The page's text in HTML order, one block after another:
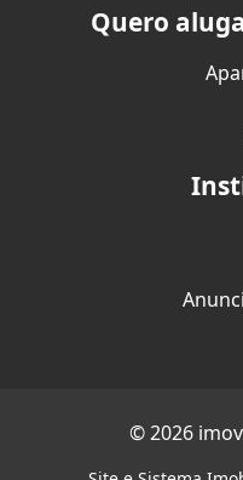
Quero
© 2026